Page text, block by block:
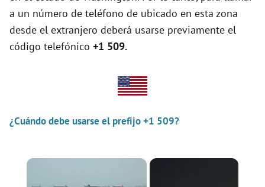
a un número de teléfono de ubicado en esta zona
desde el extranjero deberá usarse previamente el
código telefónico +1 509.
¿Cuándo debe usarse el prefijo +1 509?
×